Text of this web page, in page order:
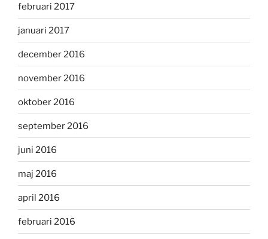
februari 2017
januari 2017
december 2016
november 2016
oktober 2016
september 2016
juni 2016
maj 2016
april 2016
februari 2016